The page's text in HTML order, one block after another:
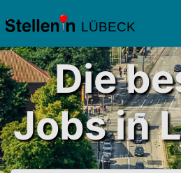
LÜBECK
Die
Jobs in